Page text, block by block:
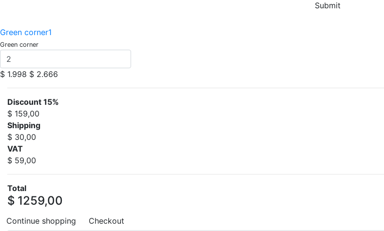
Submit
Green corner1
Green corner
$ 1.998 $ 2.666
Discount 15%
$ 159,00
Shipping
$ 30,00
VAT
$ 59,00
Total
$ 1259,00
Continue shopping Checkout